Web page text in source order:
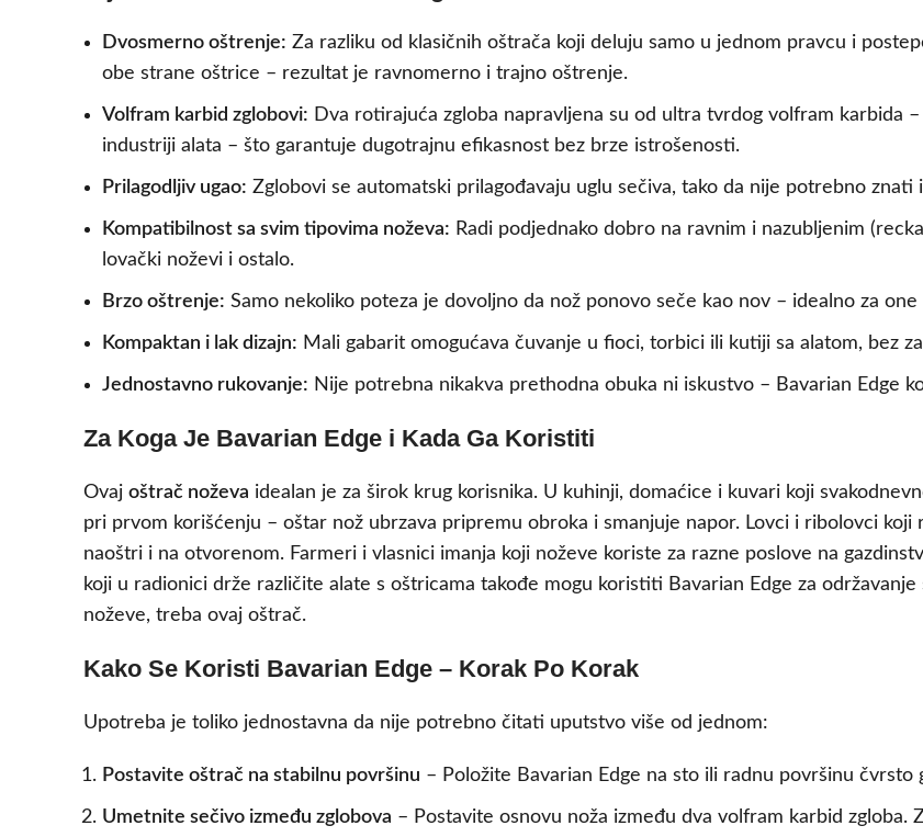
Dvosmerno oštrenje: Za razliku od klasičnih oštrača koji deluju samo u jednom pravcu i
obe strane oštrice – rezultat je ravnomerno i trajno oštrenje.
Volfram karbid zglobovi: Dva rotirajuća zgloba napravljena su od ultra tvrdog volfram karbida
industriji alata – što garantuje dugotrajnu efikasnost bez brze istrošenosti.
Prilagodljiv ugao: Zglobovi se automatski prilagođavaju uglu sečiva, tako da nije potrebno
Kompatibilnost sa svim tipovima noževa: Radi podjednako dobro na ravnim i nazubljenim
lovački noževi i ostalo.
Brzo oštrenje: Samo nekoliko poteza je dovoljno da nož ponovo seče kao nov – idealno za
Kompaktan i lak dizajn: Mali gabarit omogućava čuvanje u fioci, torbici ili kutiji sa alatom, bez
Jednostavno rukovanje: Nije potrebna nikakva prethodna obuka ni iskustvo – Bavarian Edge
Za Koga Je Bavarian Edge i Kada Ga Koristiti
Ovaj oštrač noževa idealan je za širok krug korisnika. U kuhinji, domaćice i kuvari koji
pri prvom korišćenju – oštar nož ubrzava pripremu obroka i smanjuje napor. Lovci i ribolovci
naoštri i na otvorenom. Farmeri i vlasnici imanja koji noževe koriste za razne poslove na
koji u radionici drže različite alate s oštricama takođe mogu koristiti Bavarian Edge za
noževe, treba ovaj oštrač.
Kako Se Koristi Bavarian Edge – Korak Po Korak
Upotreba je toliko jednostavna da nije potrebno čitati uputstvo više od jednom:
Postavite oštrač na stabilnu površinu – Položite Bavarian Edge na sto ili radnu površinu čvrsto
Umetnite sečivo između zglobova – Postavite osnovu noža između dva volfram karbid zgloba.